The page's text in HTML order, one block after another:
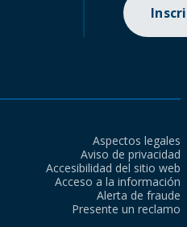
Aspectos legales
Aviso de privacidad
Accesibilidad del sitio web
Acceso a la información
Alerta de fraude
Presente un reclamo